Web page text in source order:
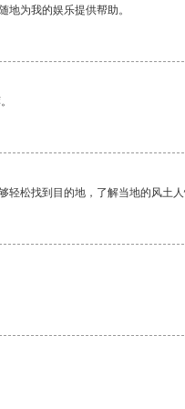
地为我的娱乐提供帮助。
轻松找到目的地，了解当地的风土